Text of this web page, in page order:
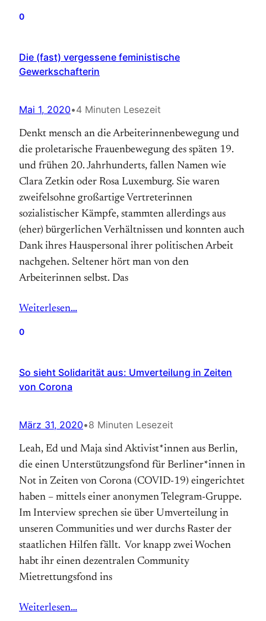
0
Die (fast) vergessene feministische
Gewerkschafterin
Mai 1, 2020•4 Minuten Lesezeit
Denkt mensch an die Arbeiterinnenbewegung und
die proletarische Frauenbewegung des späten 19.
und frühen 20. Jahrhunderts, fallen Namen wie
Clara Zetkin oder Rosa Luxemburg. Sie waren
zweifelsohne großartige Vertreterinnen
sozialistischer Kämpfe, stammten allerdings aus
(eher) bürgerlichen Verhältnissen und konnten auch
Dank ihres Hauspersonal ihrer politischen Arbeit
nachgehen. Seltener hört man von den
Arbeiterinnen selbst. Das
Weiterlesen…
0
So sieht Solidarität aus: Umverteilung in Zeiten
von Corona
März 31, 2020•8 Minuten Lesezeit
Leah, Ed und Maja sind Aktivist*innen aus Berlin,
die einen Unterstützungsfond für Berliner*innen in
Not in Zeiten von Corona (COVID-19) eingerichtet
haben – mittels einer anonymen Telegram-Gruppe.
Im Interview sprechen sie über Umverteilung in
unseren Communities und wer durchs Raster der
staatlichen Hilfen fällt. Vor knapp zwei Wochen
habt ihr einen dezentralen Community
Mietrettungsfond ins
Weiterlesen…